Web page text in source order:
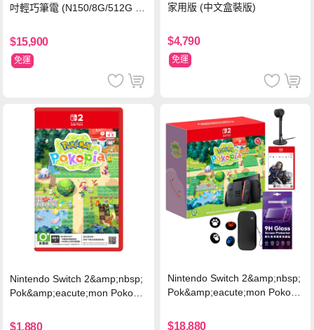
吋輕巧筆電 (N150/8G/512G S
$15,900
免運
家用版 (中文盒裝版)
$4,790
免運
Nintendo Switch 2&amp;nbsp;
Pok&amp;eacute;mon Pokopia
$1,880
Nintendo Switch 2&amp;nbsp;
Pok&amp;eacute;mon Pokopi
影機+人機迷網
$18,880